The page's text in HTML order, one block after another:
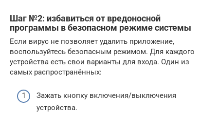
Шаг №2: избавиться от вредоносной
программы в безопасном режиме системы
Если вирус не позволяет удалить приложение,
воспользуйтесь безопасным режимом. Для каждого
устройства есть свои варианты для входа. Один из
самых распространённых:
Зажать кнопку включения/выключения
устройства.